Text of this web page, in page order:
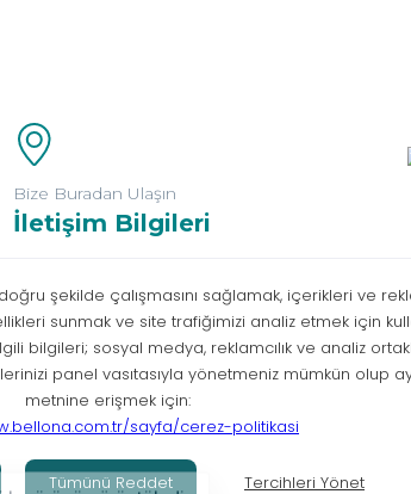
Bize Buradan Ulaşın
İletişim Bilgileri
Bilgi Toplumu Hizmetleri